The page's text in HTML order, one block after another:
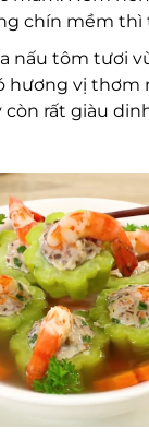
chín mềm thì
nấu tôm tươi
hương vị thơm
còn rất giàu